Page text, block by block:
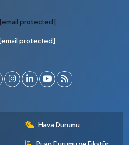
[email protected]
[email protected]
Hava Durumu